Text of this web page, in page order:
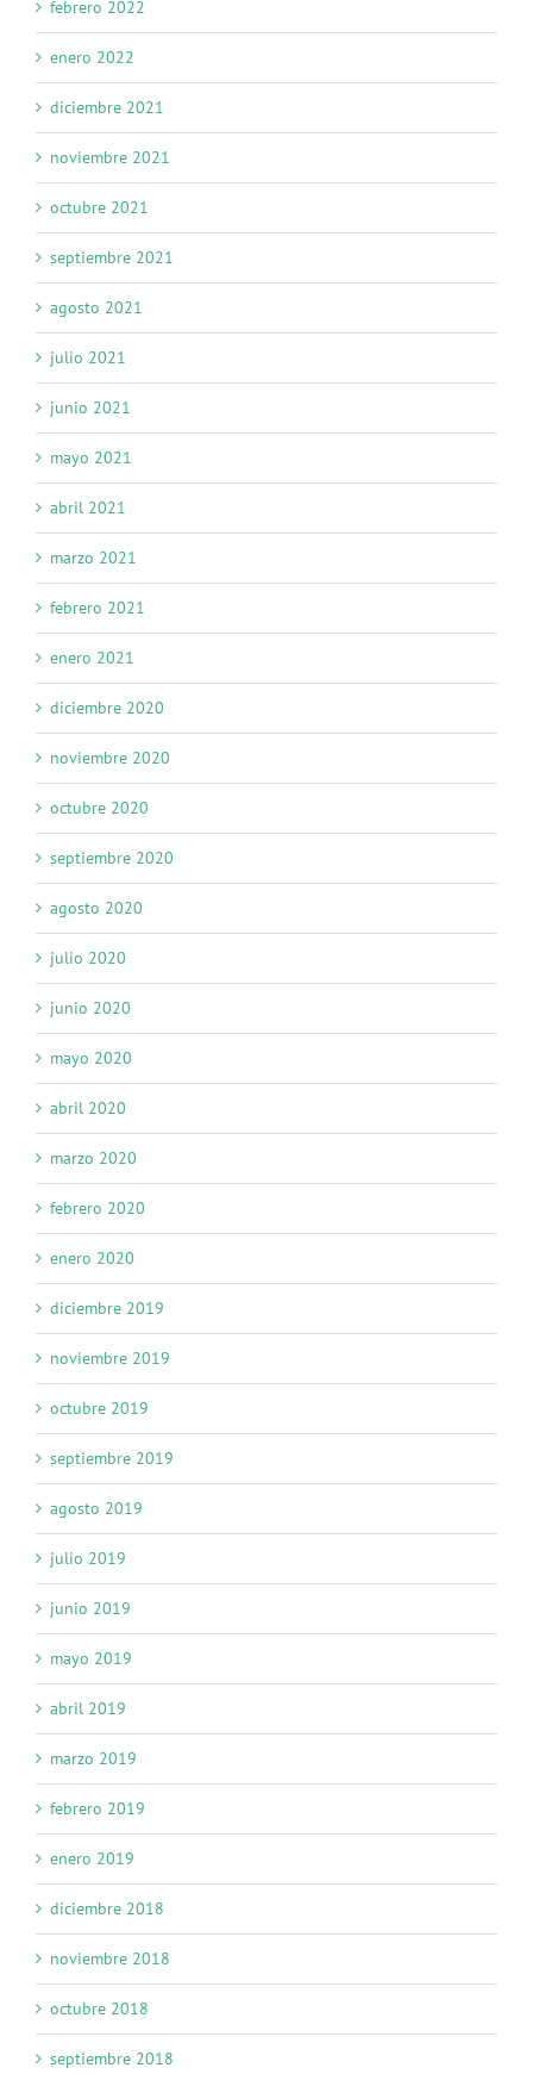
febrero 2022
enero 2022
diciembre 2021
noviembre 2021
octubre 2021
septiembre 2021
agosto 2021
julio 2021
junio 2021
mayo 2021
abril 2021
marzo 2021
febrero 2021
enero 2021
diciembre 2020
noviembre 2020
octubre 2020
septiembre 2020
agosto 2020
julio 2020
junio 2020
mayo 2020
abril 2020
marzo 2020
febrero 2020
enero 2020
diciembre 2019
noviembre 2019
octubre 2019
septiembre 2019
agosto 2019
julio 2019
junio 2019
mayo 2019
abril 2019
marzo 2019
febrero 2019
enero 2019
diciembre 2018
noviembre 2018
octubre 2018
septiembre 2018